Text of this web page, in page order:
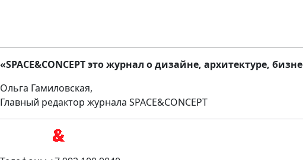
«SPACE&CONCEPT это журнал о дизайне, архитектуре,
Ольга Гамиловская,
Главный редактор журнала SPACE&CONCEPT